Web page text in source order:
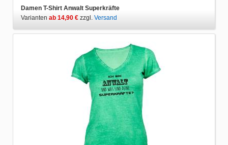
Damen T-Shirt Anwalt Superkräfte
Varianten ab 14,90 € zzgl. Versand